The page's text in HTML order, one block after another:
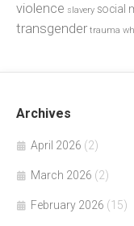
violence slavery social
transgender trauma
Archives
April 2026 (2)
March 2026 (2)
February 2026 (15)